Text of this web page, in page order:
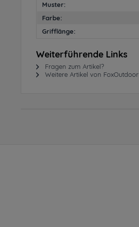
Muster:
Farbe:
Grifflänge:
Weiterführende Links
Fragen zum Artikel?
Weitere Artikel von FoxOutdoor